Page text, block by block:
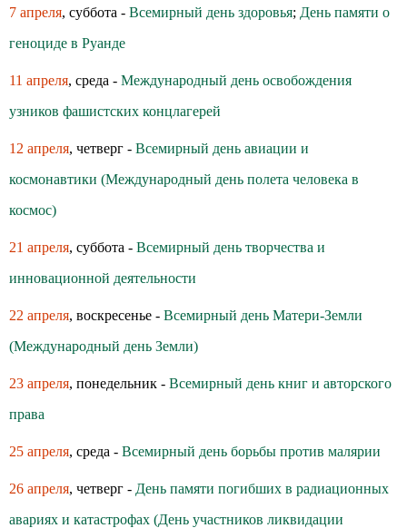
7 апреля, суббота - Всемирный день здоровья; День памяти о
геноциде в Руанде
11 апреля, среда - Международный день освобождения
узников фашистских концлагерей
12 апреля, четверг - Всемирный день авиации и
космонавтики (Международный день полета человека в
космос)
21 апреля, суббота - Всемирный день творчества и
инновационной деятельности
22 апреля, воскресенье - Всемирный день Матери-Земли
(Международный день Земли)
23 апреля, понедельник - Всемирный день книг и авторского
права
25 апреля, среда - Всемирный день борьбы против малярии
26 апреля, четверг - День памяти погибших в радиационных
авариях и катастрофах (День участников ликвидации